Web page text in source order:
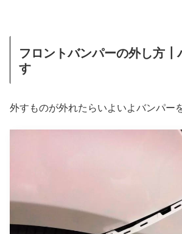
フロントバンパーの外し方┃
す
外すものが外れたらいよいよバンパー